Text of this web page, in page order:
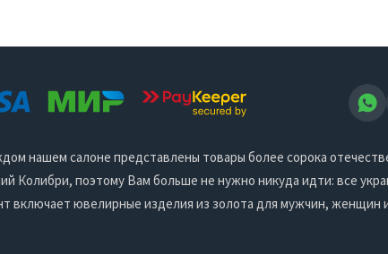
нашем салоне представлены товары более сорока
Колибри, поэтому Вам больше не нужно никуда идти: все
включает ювелирные изделия из золота для мужчин, женщин